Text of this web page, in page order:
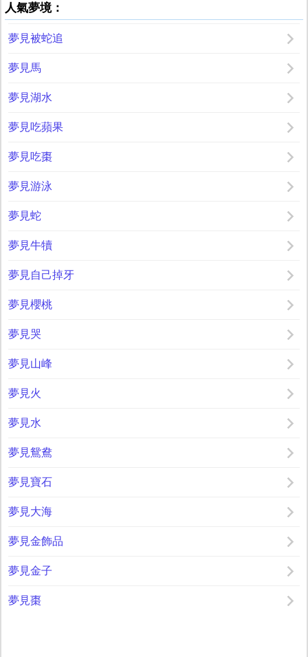
人氣夢境：
夢見被蛇追
夢見馬
夢見湖水
夢見吃蘋果
夢見吃棗
夢見游泳
夢見蛇
夢見牛犢
夢見自己掉牙
夢見櫻桃
夢見哭
夢見山峰
夢見火
夢見水
夢見鴛鴦
夢見寶石
夢見大海
夢見金飾品
夢見金子
夢見棗